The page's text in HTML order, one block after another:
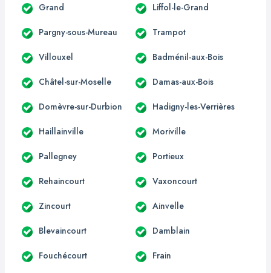
Grand Liffol-le-Grand
Pargny-sous-Mureau Trampot
Villouxel Badménil-aux-Bois
Châtel-sur-Moselle Damas-aux-Bois
Domèvre-sur-Durbion Hadigny-les-Verrières
Haillainville Moriville
Pallegney Portieux
Rehaincourt Vaxoncourt
Zincourt Ainvelle
Blevaincourt Damblain
Fouchécourt Frain